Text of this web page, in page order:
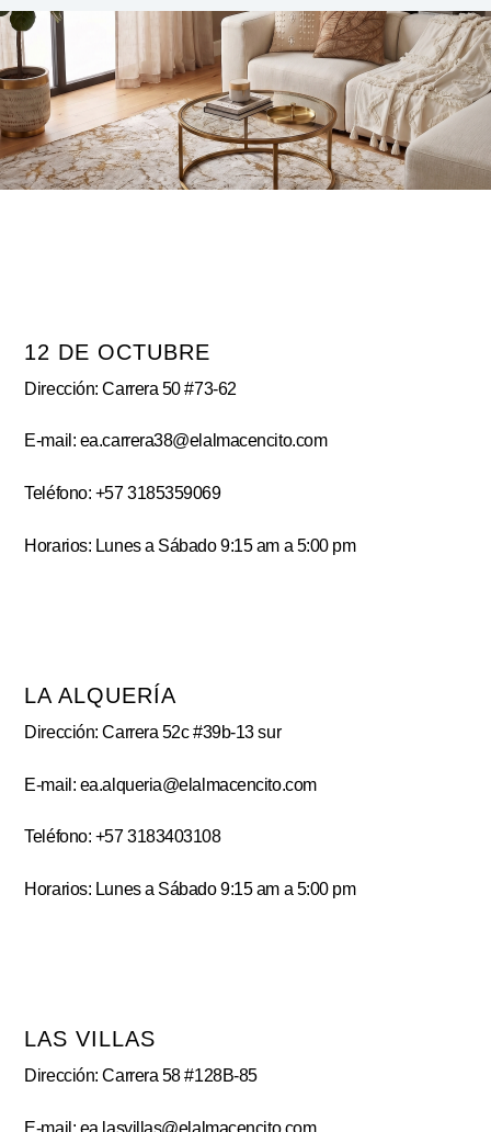
12 DE OCTUBRE
Dirección: Carrera 50 #73-62
E-mail: ea.carrera38@elalmacencito.com
Teléfono: +57 3185359069
Horarios: Lunes a Sábado 9:15 am a 5:00 pm
LA ALQUERÍA
Dirección: Carrera 52c #39b-13 sur
E-mail: ea.alqueria@elalmacencito.com
Teléfono: +57 3183403108
Horarios: Lunes a Sábado 9:15 am a 5:00 pm
LAS VILLAS
Dirección: Carrera 58 #128B-85
E-mail: ea.lasvillas@elalmacencito.com